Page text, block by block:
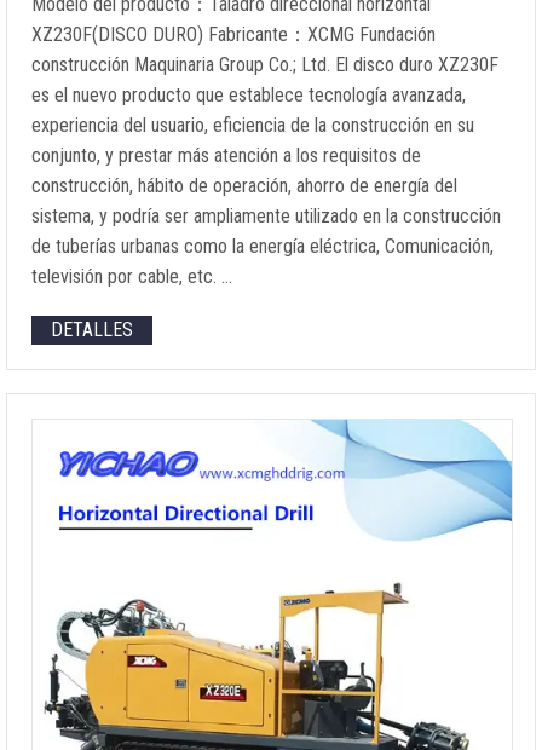
XZ230F(DISCO DURO) Fabricante：XCMG Fundación
construcción Maquinaria Group Co.; Ltd. El disco duro XZ230F
es el nuevo producto que establece tecnología avanzada,
experiencia del usuario, eficiencia de la construcción en su
conjunto, y prestar más atención a los requisitos de
construcción, hábito de operación, ahorro de energía del
sistema, y podría ser ampliamente utilizado en la construcción
de tuberías urbanas como la energía eléctrica, Comunicación,
televisión por cable, etc. …
DETALLES